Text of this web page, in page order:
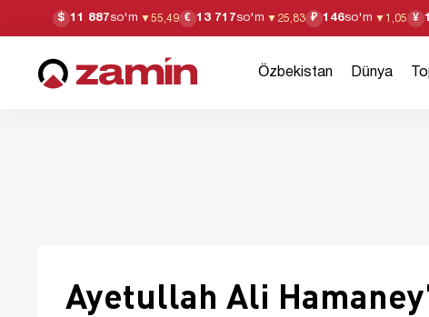
$ 11 887so'm ▼55,49 € 13 717so'm ▼ 25,83 ₽ 146so'm ▼1,05 ¥
Özbekistan Dünya
Ayetullah Ali